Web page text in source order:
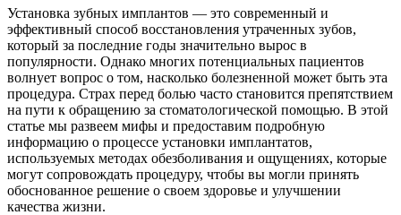
Установка зубных имплантов — это современный и
эффективный способ восстановления утраченных зубов,
который за последние годы значительно вырос в
популярности. Однако многих потенциальных пациентов
волнует вопрос о том, насколько болезненной может быть эта
процедура. Страх перед болью часто становится препятствием
на пути к обращению за стоматологической помощью. В этой
статье мы развеем мифы и предоставим подробную
информацию о процессе установки имплантатов,
используемых методах обезболивания и ощущениях, которые
могут сопровождать процедуру, чтобы вы могли принять
обоснованное решение о своем здоровье и улучшении
качества жизни.